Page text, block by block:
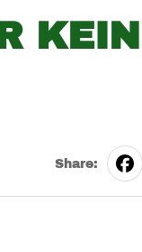
Share: